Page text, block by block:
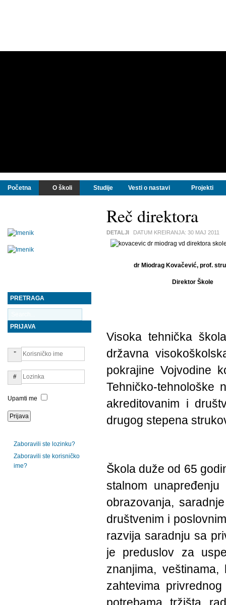
Početna O školi Studije Vesti o nastavi Projekti
Reč direktora
DETALJI DATUM KREIRANJA: 30 MAJ 2011
dr Miodrag Kovačević, prof.
Direktor Škole
Visoka tehnička
državna
pokrajine Vojvodine
Tehničko-tehnološke
akreditovanim i
drugog stepena
Škola duže od 65
stalnom
obrazovanja,
društvenim i
razvija saradnju sa
je preduslov za
znanjima,
zahtevima
PRETRAGA
PRIJAVA
Upamti me
Zaboravili ste lozinku?
Zaboravili ste korisničko
ime?